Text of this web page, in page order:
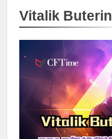
Vitalik Buterin